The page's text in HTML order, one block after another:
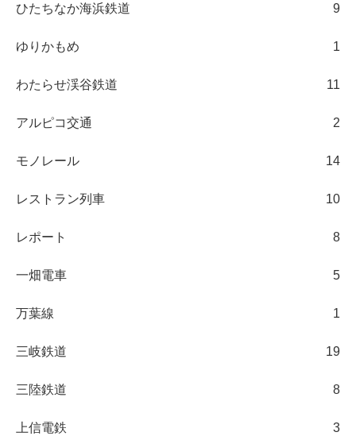
ひたちなか海浜鉄道 9
ゆりかもめ 1
わたらせ渓谷鉄道 11
アルピコ交通 2
モノレール 14
レストラン列車 10
レポート 8
一畑電車 5
万葉線 1
三岐鉄道 19
三陸鉄道 8
上信電鉄 3